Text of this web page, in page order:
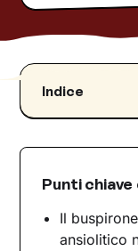
Indice
Cos'è
Effetti
Effetti
Effetti
Punti
Il
ansiolitico